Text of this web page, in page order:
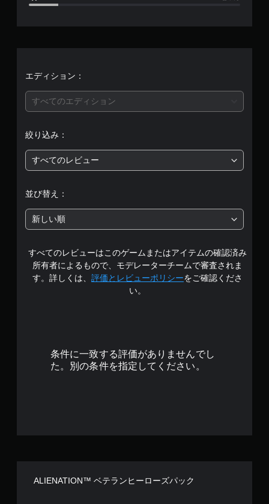
5
段
中
の
4
で
エディション：
すべてのエディション
絞り込み：
すべてのレビュー
並び替え：
新しい順
すべてのレビューはこのゲームまたはアイテムの確認済み
所有者によるもので、モデレーターチームで審査されま
す。詳しくは、 評価とレビューポリシーをご確認くださ
い。
条件に一致する評価がありませんでし
た。別の条件を指定してください。
ALIENATION™ ベテランヒーローズパック